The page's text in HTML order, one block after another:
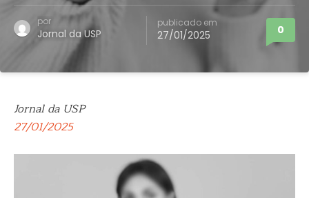
por
Jornal da USP
publicado em
27/01/2025 0
Jornal da USP
27/01/2025